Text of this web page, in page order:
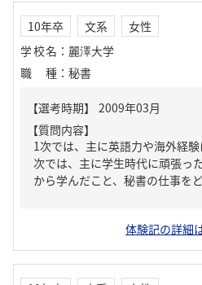
10年卒 文系
女性
学校名 ： 麗澤大学
職種 ： 秘書
【質問内容】
1次では、主に英語力や海外経
次では、主に学生時代に頑張っ
から学んだこと、秘書の仕事を
体験記の詳細